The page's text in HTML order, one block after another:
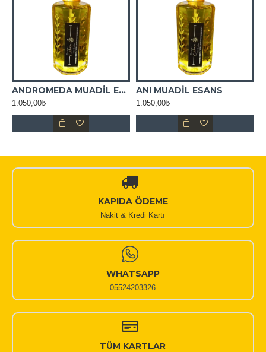
ANDROMEDA MUADİL ESANS
1.050,00₺
ANI MUADİL ESANS
1.050,00₺
KAPIDA ÖDEME
Nakit & Kredi Kartı
WHATSAPP
05524203326
TÜM KARTLAR